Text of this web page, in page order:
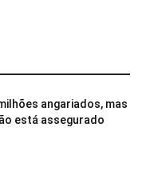
angariados, mas
está assegurado